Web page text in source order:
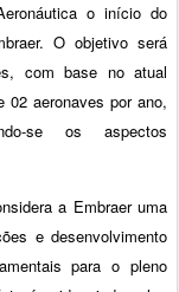
o início do
O objetivo será
com base no atual
02 aeronaves por ano,
se os aspectos
a Embraer uma
e desenvolvimento
para o pleno